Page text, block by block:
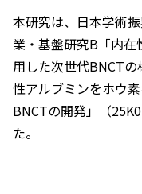
本研究は、日本学術
業・基盤研究B「内
用した次世代BNCT
性アルブミンをホウ
BNCTの開発」（
た。